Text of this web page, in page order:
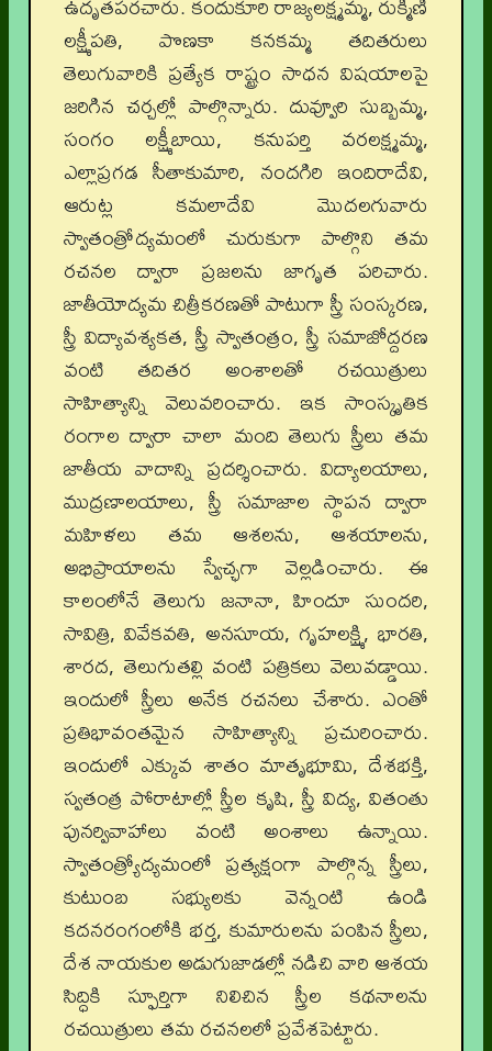
లక్ష్మీపతి, పొణకా కనకమ్మ తదితరులు
తెలుగువారికి ప్రత్యేక రాష్ట్రం సాధన విషయాలపై
జరిగిన చర్చల్లో పాల్గొన్నారు. దువ్వూరి సుబ్బమ్మ,
సంగం లక్ష్మీబాయి, కనుపర్తి వరలక్ష్మమ్మ,
ఎల్లాప్రగడ సీతాకుమారి, నందగిరి ఇందిరాదేవి,
ఆరుట్ల కమలాదేవి మొదలగువారు
స్వాతంత్రోద్యమంలో చురుకుగా పాల్గొని తమ
రచనల ద్వారా ప్రజలను జాగృత పరిచారు.
జాతీయోద్యమ చిత్రీకరణతో పాటుగా స్త్రీ సంస్కరణ,
స్త్రీ విద్యావశ్యకత, స్త్రీ స్వాతంత్రం, స్త్రీ సమాజోద్దరణ
వంటి తదితర అంశాలతో రచయిత్రులు
సాహిత్యాన్ని వెలువరించారు. ఇక సాంస్కృతిక
రంగాల ద్వారా చాలా మంది తెలుగు స్త్రీలు తమ
జాతీయ వాదాన్ని ప్రదర్శించారు. విద్యాలయాలు,
ముద్రణాలయాలు, స్త్రీ సమాజాల స్థాపన ద్వారా
మహిళలు తమ ఆశలను, ఆశయాలను,
అభిప్రాయాలను స్వేచ్ఛగా వెల్లడించారు. ఈ
కాలంలోనే తెలుగు జనానా, హిందూ సుందరి,
సావిత్రి, వివేకవతి, అనసూయ, గృహలక్ష్మి, భారతి,
శారద, తెలుగుతల్లి వంటి పత్రికలు వెలువడ్డాయి.
ఇందులో స్త్రీలు అనేక రచనలు చేశారు. ఎంతో
ప్రతిభావంతమైన సాహిత్యాన్ని ప్రచురించారు.
ఇందులో ఎక్కువ శాతం మాతృభూమి, దేశభక్తి,
స్వతంత్ర పోరాటాల్లో స్త్రీల కృషి, స్త్రీ విద్య, వితంతు
పునర్వివాహాలు వంటి అంశాలు ఉన్నాయి.
స్వాతంత్ర్యోద్యమంలో ప్రత్యక్షంగా పాల్గొన్న స్త్రీలు,
కుటుంబ సభ్యులకు వెన్నంటి ఉండి
కదనరంగంలోకి భర్త, కుమారులను పంపిన స్త్రీలు,
దేశ నాయకుల అడుగుజాడల్లో నడిచి వారి ఆశయ
సిద్ధికి స్ఫూర్తిగా నిలిచిన స్త్రీల కథనాలను
రచయిత్రులు తమ రచనలలో ప్రవేశపెట్టారు.